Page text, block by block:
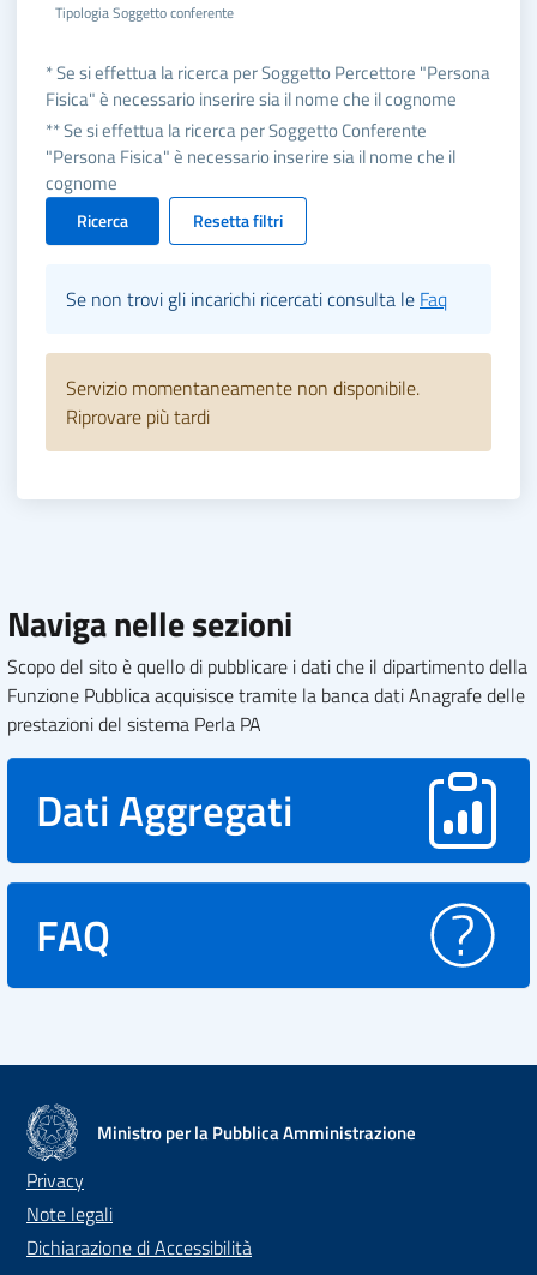
Tipologia Soggetto conferente
* Se si effettua la ricerca per Soggetto Percettore "Persona
Fisica" è necessario inserire sia il nome che il cognome
** Se si effettua la ricerca per Soggetto Conferente
"Persona Fisica" è necessario inserire sia il nome che il
cognome
Ricerca Resetta filtri
Se non trovi gli incarichi ricercati consulta le Faq
Servizio momentaneamente non disponibile.
Riprovare più tardi
Naviga nelle sezioni
Scopo del sito è quello di pubblicare i dati che il dipartimento della
Funzione Pubblica acquisisce tramite la banca dati Anagrafe delle
prestazioni del sistema Perla PA
Dati Aggregati
FAQ
Ministro per la Pubblica Amministrazione
Privacy
Note legali
Dichiarazione di Accessibilità